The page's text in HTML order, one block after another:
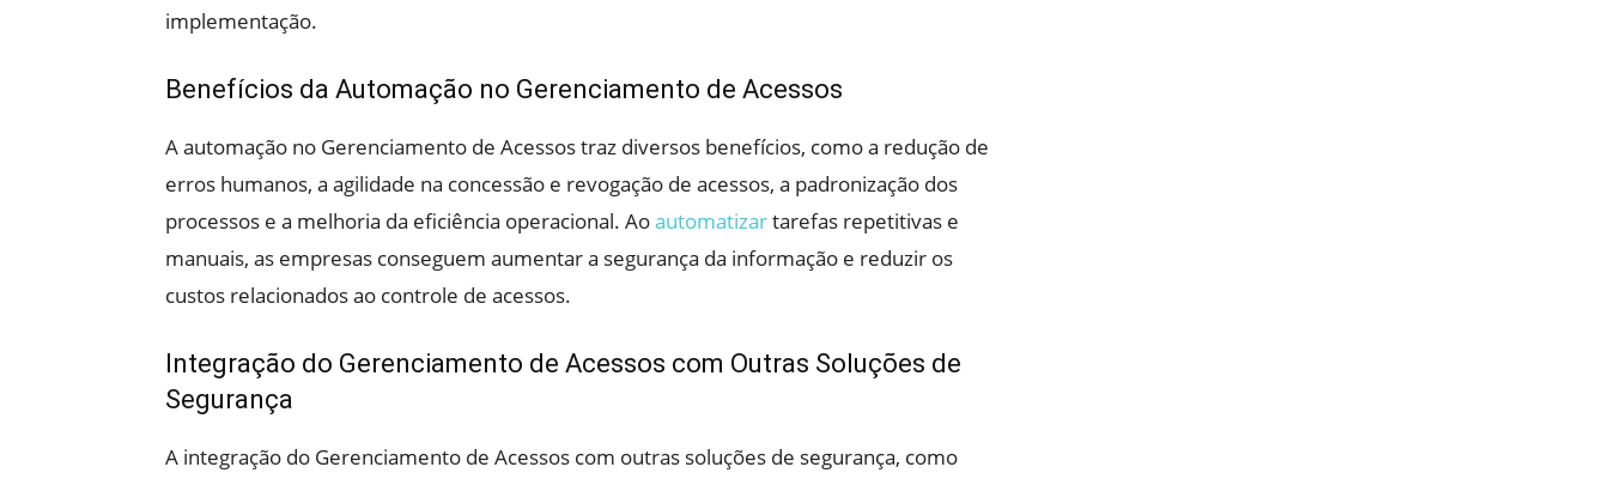
implementação.
Benefícios da Automação no Gerenciamento de Acessos
A automação no Gerenciamento de Acessos traz diversos benefícios, como a redução de
erros humanos, a agilidade na concessão e revogação de acessos, a padronização dos
processos e a melhoria da eficiência operacional. Aoautomatizartarefas repetitivas e
manuais, as empresas conseguem aumentar a segurança da informação e reduzir os
custos relacionados ao controle de acessos.
Integração do Gerenciamento de Acessos com Outras Soluções de
Segurança
A integração do Gerenciamento de Acessos com outras soluções de segurança, como